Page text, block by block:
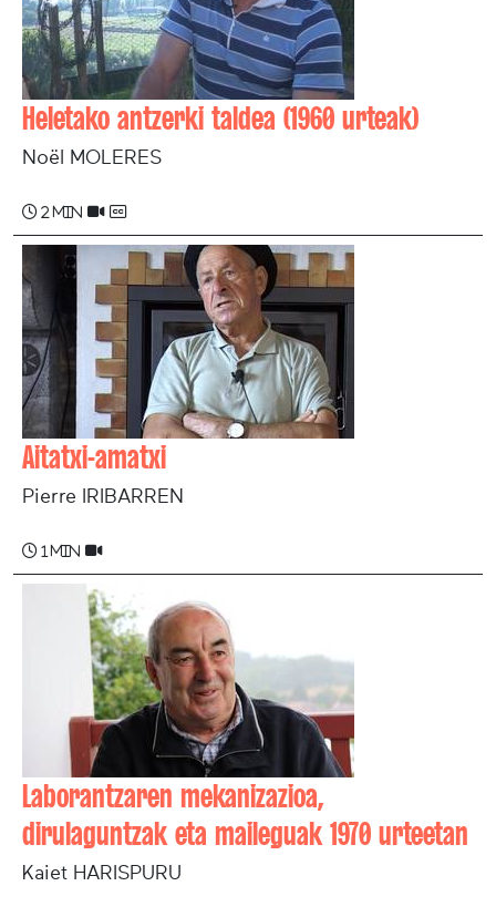
Heletako antzerki taldea (1960 urteak)
Noël MOLERES
2 min
Aitatxi-amatxi
Pierre IRIBARREN
1 min
Laborantzaren mekanizazioa,
dirulaguntzak eta maileguak 1970 urteetan
Kaiet HARISPURU